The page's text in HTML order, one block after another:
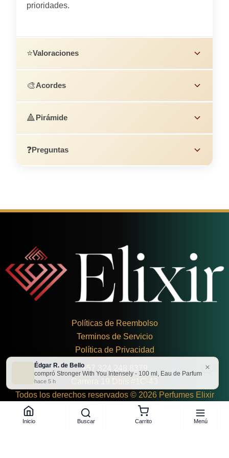
prioridades.
⭐Valoraciones
🎨Acordes
🔺Pirámide
❓Preguntas
Políticas de Reembolso
Terminos de Servicio
Política de Privacidad
+
Todos los derechos reservados © 2026 Perfumes Elixir
Inicio Buscar Carrito Menú
Édgar R. de Bello
compró Stronger With You Intensely - 100 ml, Eau de Parfum
hace 5 h
×